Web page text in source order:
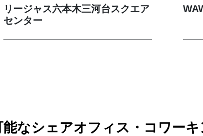
5分
リージャス六本木三河台スクエア
センター
なシェアオフィス・コワー